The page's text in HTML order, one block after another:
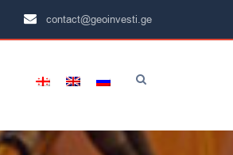
contact@geoinvesti.ge